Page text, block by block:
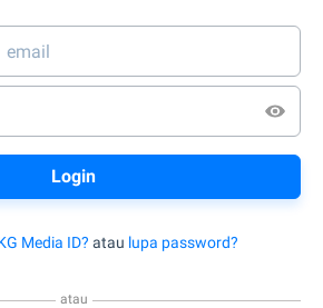
Media ID? atau lupa password?
atau